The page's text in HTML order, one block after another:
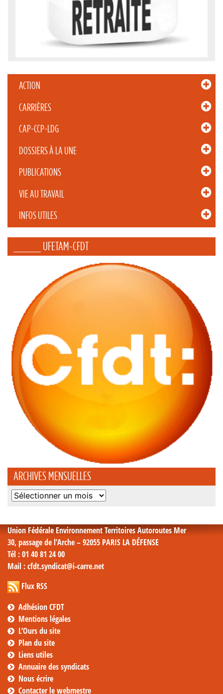
ACTION
CARRIÈRES
CAP-CCP-LDG
DOSSIERS À LA UNE
PUBLICATIONS
VIE AU TRAVAIL
INFOS UTILES
_____ UFETAM-CFDT
ARCHIVES MENSUELLES
Archives
Union Fédérale Environnement Territoires Autoroutes Mer
30, passage de l’Arche – 92055 PARIS LA DÉFENSE
Tél : 01 40 81 24 00
Mail : cfdt.syndicat@i-carre.net
Flux RSS
Adhésion CFDT
Mentions légales
L’Ours du site
Plan du site
Liens utiles
Annuaire des syndicats
Nous écrire
Contacter le webmestre